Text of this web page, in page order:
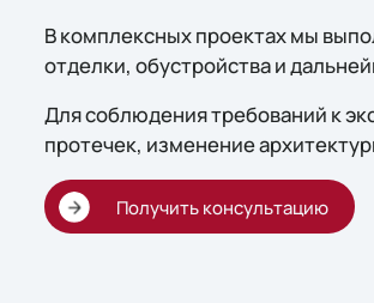
В комплексных проектах мы
отделки, обустройства и
Для соблюдения требований к
протечек, изменение
Получить консультацию